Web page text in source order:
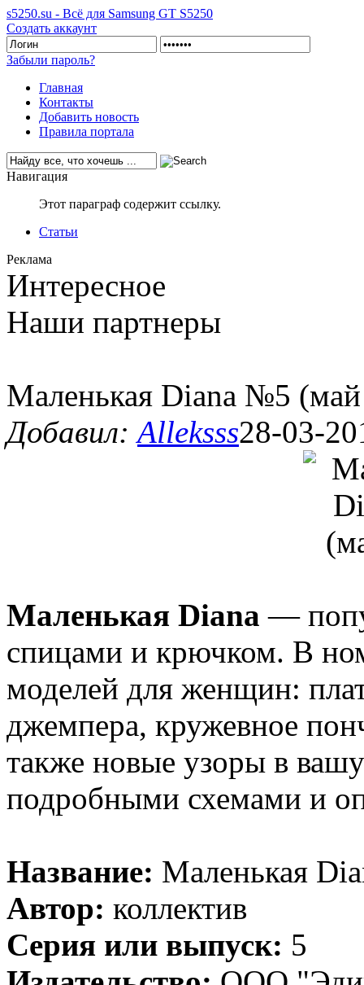
s5250.su - Всё для Samsung GT S5250
Создать аккаунт
Забыли пароль?
Главная
Контакты
Добавить новость
Правила портала
Навигация
Этот параграф содержит ссылку.
Статьи
Реклама
Интересное
Наши партнеры
Маленькая Diana №5
Добавил:Alleksss28-03-
Маленькая Diana —
спицами и крючком. В
моделей для женщин:
джемпера, кружевное
также новые узоры в
подробными схемами и
Название: Маленькая
Автор: коллектив
Серия или выпуск: 5